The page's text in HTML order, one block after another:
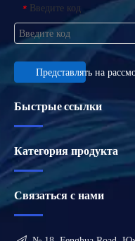
* Введите код
Представлять на
Быстрые ссылки
Категория продукта
Связаться с нами